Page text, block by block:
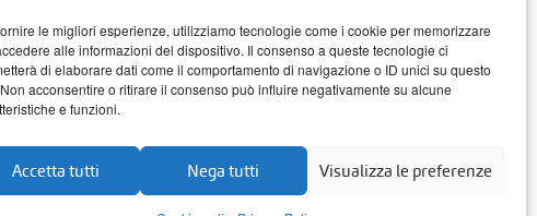
le migliori esperienze, utilizziamo tecnologie come i cookie per memorizzare
alle informazioni del dispositivo. Il consenso a queste tecnologie ci
di elaborare dati come il comportamento di navigazione o ID unici su questo
acconsentire o ritirare il consenso può influire negativamente su alcune
e funzioni.
Accetta tutti Nega tutti Visualizza le preferenze
software creata da JM Consulting nel 2000. Nell’ambito
e Digitale, Adiuto offre diversi moduli in base alle esigenze